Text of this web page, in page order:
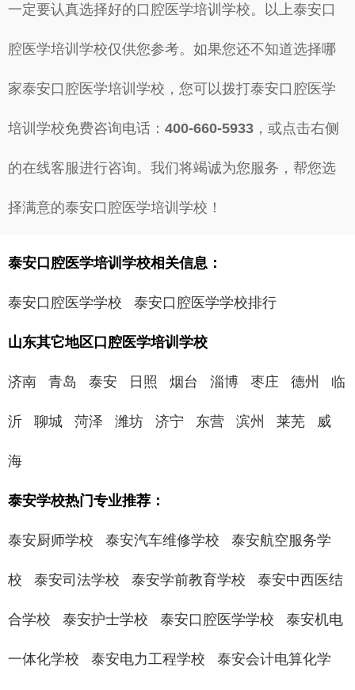
一定要认真选择好的口腔医学培训学校。以上泰安口
腔医学培训学校仅供您参考。如果您还不知道选择哪
家泰安口腔医学培训学校，您可以拨打泰安口腔医学
培训学校免费咨询电话： 400-660-5933 ，或点击右侧
的在线客服进行咨询。我们将竭诚为您服务，帮您选
择满意的泰安口腔医学培训学校！
泰安口腔医学培训学校相关信息：
泰安口腔医学学校 泰安口腔医学学校排行
山东其它地区口腔医学培训学校
济南 青岛 泰安 日照 烟台 淄博 枣庄 德州 临
沂 聊城 菏泽 潍坊 济宁 东营 滨州 莱芜 威
海
泰安学校热门专业推荐：
泰安厨师学校 泰安汽车维修学校 泰安航空服务学
校 泰安司法学校 泰安学前教育学校 泰安中西医结
合学校 泰安护士学校 泰安口腔医学学校 泰安机电
一体化学校 泰安电力工程学校 泰安会计电算化学